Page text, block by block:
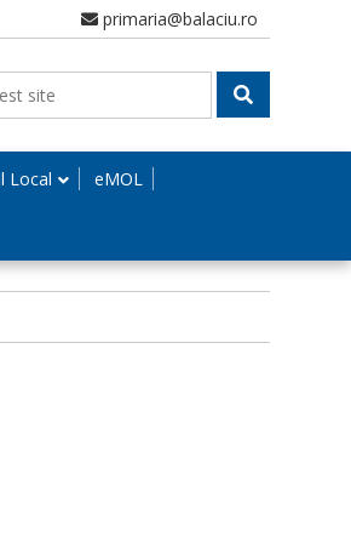
primaria@balaciu.ro
Local eMOL